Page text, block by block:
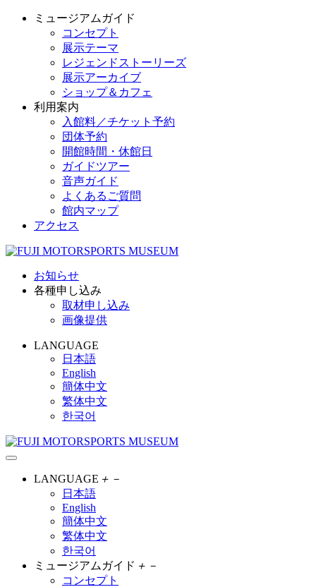
ミュージアムガイド
コンセプト
展示テーマ
レジェンドストーリーズ
展示アーカイブ
ショップ＆カフェ
利用案内
入館料／チケット予約
団体予約
開館時間・休館日
ガイドツアー
音声ガイド
よくあるご質問
館内マップ
アクセス
お知らせ
各種申し込み
取材申し込み
画像提供
LANGUAGE
日本語
English
簡体中文
繁体中文
한국어
LANGUAGE ＋ －
日本語
English
簡体中文
繁体中文
한국어
ミュージアムガイド ＋ －
コンセプト